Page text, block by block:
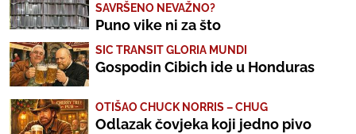
SAVRŠENO NEVAŽNO?
Puno vike ni za što
SIC TRANSIT GLORIA MUNDI
Gospodin Cibich ide u Honduras
OTIŠAO CHUCK NORRIS – CHUG
Odlazak čovjeka koji jedno pivo